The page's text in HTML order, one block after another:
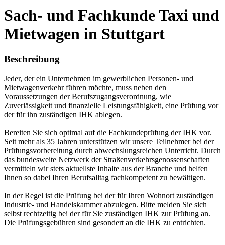
Sach- und Fachkunde Taxi und
Mietwagen in Stuttgart
Beschreibung
Jeder, der ein Unternehmen im gewerblichen Personen- und
Mietwagenverkehr führen möchte, muss neben den
Voraussetzungen der Berufszugangsverordnung, wie
Zuverlässigkeit und finanzielle Leistungsfähigkeit, eine Prüfung vor
der für ihn zuständigen IHK ablegen.
Bereiten Sie sich optimal auf die Fachkundeprüfung der IHK vor.
Seit mehr als 35 Jahren unterstützen wir unsere Teilnehmer bei der
Prüfungsvorbereitung durch abwechslungsreichen Unterricht. Durch
das bundesweite Netzwerk der Straßenverkehrsgenossenschaften
vermitteln wir stets aktuellste Inhalte aus der Branche und helfen
Ihnen so dabei Ihren Berufsalltag fachkompetent zu bewältigen.
In der Regel ist die Prüfung bei der für Ihren Wohnort zuständigen
Industrie- und Handelskammer abzulegen. Bitte melden Sie sich
selbst rechtzeitig bei der für Sie zuständigen IHK zur Prüfung an.
Die Prüfungsgebühren sind gesondert an die IHK zu entrichten.